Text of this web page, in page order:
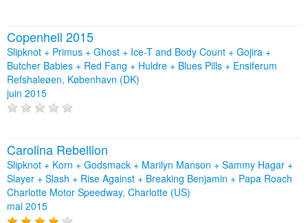
Copenhell 2015
Slipknot + Primus + Ghost + Ice-T and Body Count + Gojira +
Butcher Babies + Red Fang + Huldre + Blues Pills + Ensiferum
Refshaleøen, København (DK)
juin 2015
Carolina Rebellion
Slipknot + Korn + Godsmack + Marilyn Manson + Sammy Hagar +
Slayer + Slash + Rise Against + Breaking Benjamin + Papa Roach
Charlotte Motor Speedway, Charlotte (US)
mai 2015